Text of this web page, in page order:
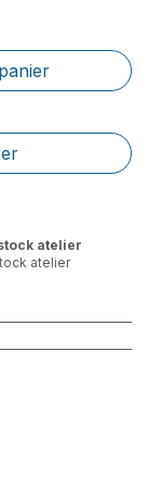
atelier
atelier